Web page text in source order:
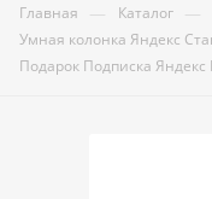
Главная — Каталог —
Умная колонка Яндекс
Подарок Подписка